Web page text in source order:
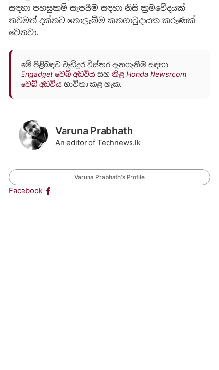
සඳහා පහසුකම් සැපයීම සඳහා නිසි ක්‍රමවේදයක්
තවමත් දක්නට නොලැබීම කනගාටුදායක කරුණක්
වෙනවා.
මේ පිළිබඳව වැඩිදුර විස්තර දැනගැනීම සඳහා
Engadget වෙබ් අඩවියසහ නිළ Honda Newsroom
වෙබ් අඩවියභාවිතා කළ හැක.
Varuna Prabhath
An editor of Technews.lk
Varuna Prabhath's Profile
Facebook